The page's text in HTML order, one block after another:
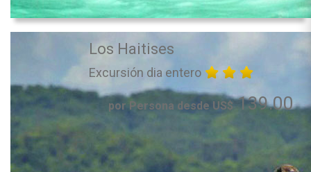
Los Haitises
Excursión dia entero
por Persona desde US$139.00